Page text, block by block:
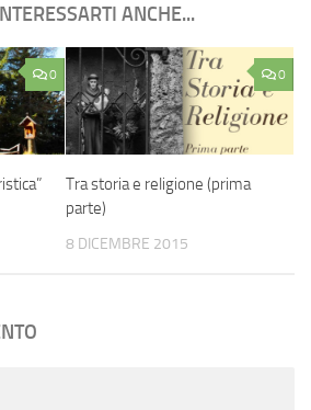
ANCHE...
0 0
Tra storia e religione (prima
parte)
8 DICEMBRE 2015